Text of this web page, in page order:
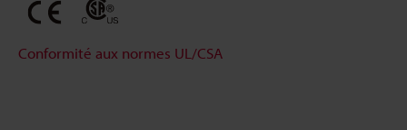
Conformité aux normes UL/CSA